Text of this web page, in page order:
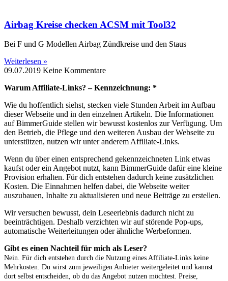
Airbag Kreise checken ACSM mit Tool32
Bei F und G Modellen Airbag Zündkreise und den Staus
Weiterlesen »
09.07.2019 Keine Kommentare
Warum Affiliate-Links? – Kennzeichnung: *
Wie du hoffentlich siehst, stecken viele Stunden Arbeit im Aufbau
dieser Webseite und in den einzelnen Artikeln. Die Informationen
auf BimmerGuide stellen wir bewusst kostenlos zur Verfügung. Um
den Betrieb, die Pflege und den weiteren Ausbau der Webseite zu
unterstützen, nutzen wir unter anderem Affiliate-Links.
Wenn du über einen entsprechend gekennzeichneten Link etwas
kaufst oder ein Angebot nutzt, kann BimmerGuide dafür eine kleine
Provision erhalten. Für dich entstehen dadurch keine zusätzlichen
Kosten. Die Einnahmen helfen dabei, die Webseite weiter
auszubauen, Inhalte zu aktualisieren und neue Beiträge zu erstellen.
Wir versuchen bewusst, dein Leseerlebnis dadurch nicht zu
beeinträchtigen. Deshalb verzichten wir auf störende Pop-ups,
automatische Weiterleitungen oder ähnliche Werbeformen.
Gibt es einen Nachteil für mich als Leser?
Nein. Für dich entstehen durch die Nutzung eines Affiliate-Links keine
Mehrkosten. Du wirst zum jeweiligen Anbieter weitergeleitet und kannst
dort selbst entscheiden, ob du das Angebot nutzen möchtest. Preise,